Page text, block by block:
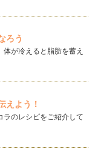
生くらいのころ、
あります。それは
イント
も桜の開花時期の
・砂糖・パン酵
ろう
が冷えると脂肪を蓄え
えよう！
ラのレシピをご紹介して